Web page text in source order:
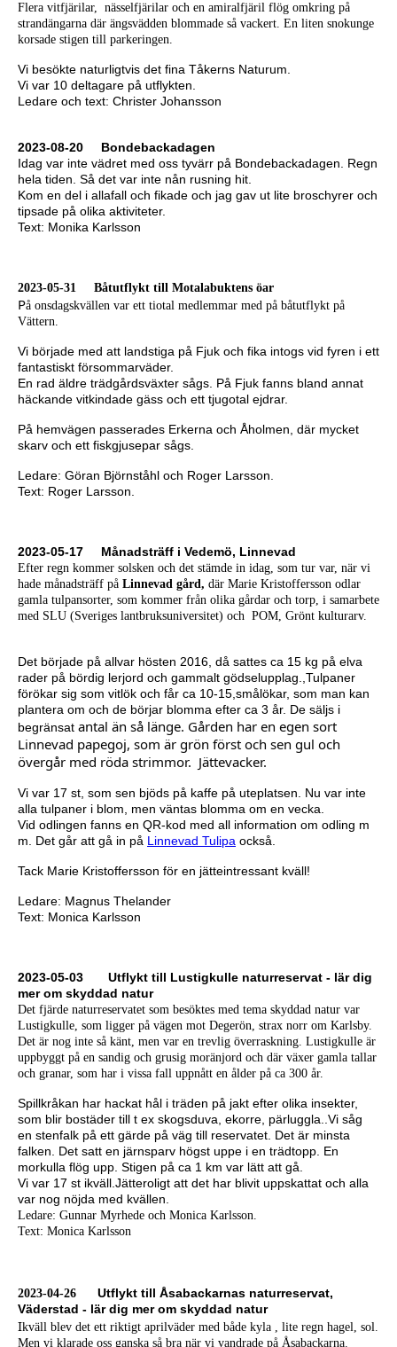
Flera vitfjärilar, nässelfjärilar och en amiralfjäril flög omkring på
strandängarna där ängsvädden blommade så vackert. En liten snokunge
korsade stigen till parkeringen.
Vi besökte naturligtvis det fina Tåkerns Naturum.
Vi var 10 deltagare på utflykten.
Ledare och text: Christer Johansson
2023-08-20 Bondebackadagen
Idag var inte vädret med oss tyvärr på Bondebackadagen. Regn
hela tiden. Så det var inte nån rusning hit.
Kom en del i allafall och fikade och jag gav ut lite broschyrer och
tipsade på olika aktiviteter.
Text: Monika Karlsson
2023-05-31 Båtutflykt till Motalabuktens öar
På onsdagskvällen var ett tiotal medlemmar med på båtutflykt på
Vättern.
Vi började med att landstiga på Fjuk och fika intogs vid fyren i ett
fantastiskt försommarväder.
En rad äldre trädgårdsväxter sågs. På Fjuk fanns bland annat
häckande vitkindade gäss och ett tjugotal ejdrar.
På hemvägen passerades Erkerna och Åholmen, där mycket
skarv och ett fiskgjusepar sågs.
Ledare: Göran Björnståhl och Roger Larsson.
Text: Roger Larsson.
2023-05-17 Månadsträff i Vedemö, Linnevad
Efter regn kommer solsken och det stämde in idag, som tur var, när vi
hade månadsträff på Linnevad gård, där Marie Kristoffersson odlar
gamla tulpansorter, som kommer från olika gårdar och torp, i samarbete
med SLU (Sveriges lantbruksuniversitet) och POM, Grönt kulturarv.
Det började på allvar hösten 2016, då sattes ca 15 kg på elva
rader på bördig lerjord och gammalt gödselupplag.,Tulpaner
förökar sig som vitlök och får ca 10-15,smålökar, som man kan
plantera om och de börjar blomma efter ca 3 år. De säljs i
begränsat antal än så länge. Gården har en egen sort
Linnevad papegoj, som är grön först och sen gul och
övergår med röda strimmor. Jättevacker.
Vi var 17 st, som sen bjöds på kaffe på uteplatsen. Nu var inte
alla tulpaner i blom, men väntas blomma om en vecka.
Vid odlingen fanns en QR-kod med all information om odling m
m. Det går att gå in på Linnevad Tulipa också.
Tack Marie Kristoffersson för en jätteintressant kväll!
Ledare: Magnus Thelander
Text: Monica Karlsson
2023-05-03 Utflykt till Lustigkulle naturreservat - lär dig
mer om skyddad natur
Det fjärde naturreservatet som besöktes med tema skyddad natur var
Lustigkulle, som ligger på vägen mot Degerön, strax norr om Karlsby.
Det är nog inte så känt, men var en trevlig överraskning. Lustigkulle är
uppbyggt på en sandig och grusig moränjord och där växer gamla tallar
och granar, som har i vissa fall uppnått en ålder på ca 300 år.
Spillkråkan har hackat hål i träden på jakt efter olika insekter,
som blir bostäder till t ex skogsduva, ekorre, pärluggla..Vi såg
en stenfalk på ett gärde på väg till reservatet. Det är minsta
falken. Det satt en järnsparv högst uppe i en trädtopp. En
morkulla flög upp. Stigen på ca 1 km var lätt att gå.
Vi var 17 st ikväll.Jätteroligt att det har blivit uppskattat och alla
var nog nöjda med kvällen.
Ledare: Gunnar Myrhede och Monica Karlsson.
Text: Monica Karlsson
2023-04-26
Utflykt till Åsabackarnas naturreservat,
Väderstad - lär dig mer om skyddad natur
Ikväll blev det ett riktigt aprilväder med både kyla , lite regn hagel, sol.
Men vi klarade oss ganska så bra när vi vandrade på Åsabackarna.